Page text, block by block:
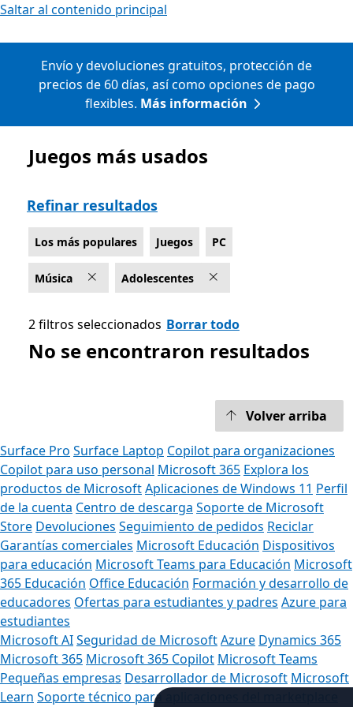
Saltar al contenido principal
Envío y devoluciones gratuitos, protección de
precios de 60 días, así como opciones de pago
flexibles. Más información
Lista Microsoft.com
Juegos más usados
Refinar resultados
Los más populares Juegos PC
Música Adolescentes
2 filtros seleccionados Borrar todo
No se encontraron resultados
Volver arriba
Surface Pro Surface Laptop Copilot para organizaciones
Copilot para uso personal Microsoft 365 Explora los
productos de MicrosoftAplicaciones de Windows 11 Perfil
de la cuenta Centro de descarga Soporte de Microsoft
Store Devoluciones Seguimiento de pedidos Reciclar
Garantías comerciales Microsoft Educación Dispositivos
para educación Microsoft Teams para Educación Microsoft
365 Educación Office Educación Formación y desarrollo de
educadores Ofertas para estudiantes y padres Azure para
estudiantes
Microsoft AISeguridad de MicrosoftAzure Dynamics 365
Microsoft 365 Microsoft 365 Copilot Microsoft Teams
Pequeñas empresas Desarrollador de Microsoft Microsoft
Learn Soporte técnico para aplicaciones del marketplace